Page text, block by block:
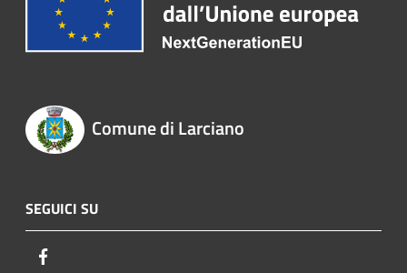
Comune di Larciano
SEGUICI SU